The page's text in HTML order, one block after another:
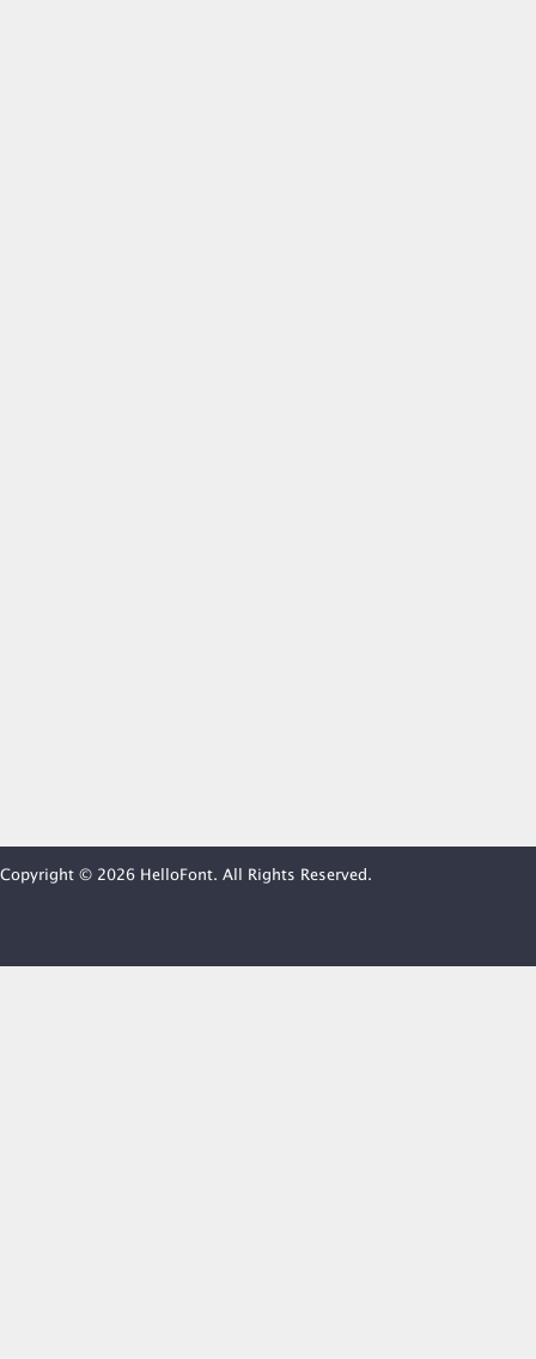
Copyright © 2026 HelloFont. All Rights Reserved.